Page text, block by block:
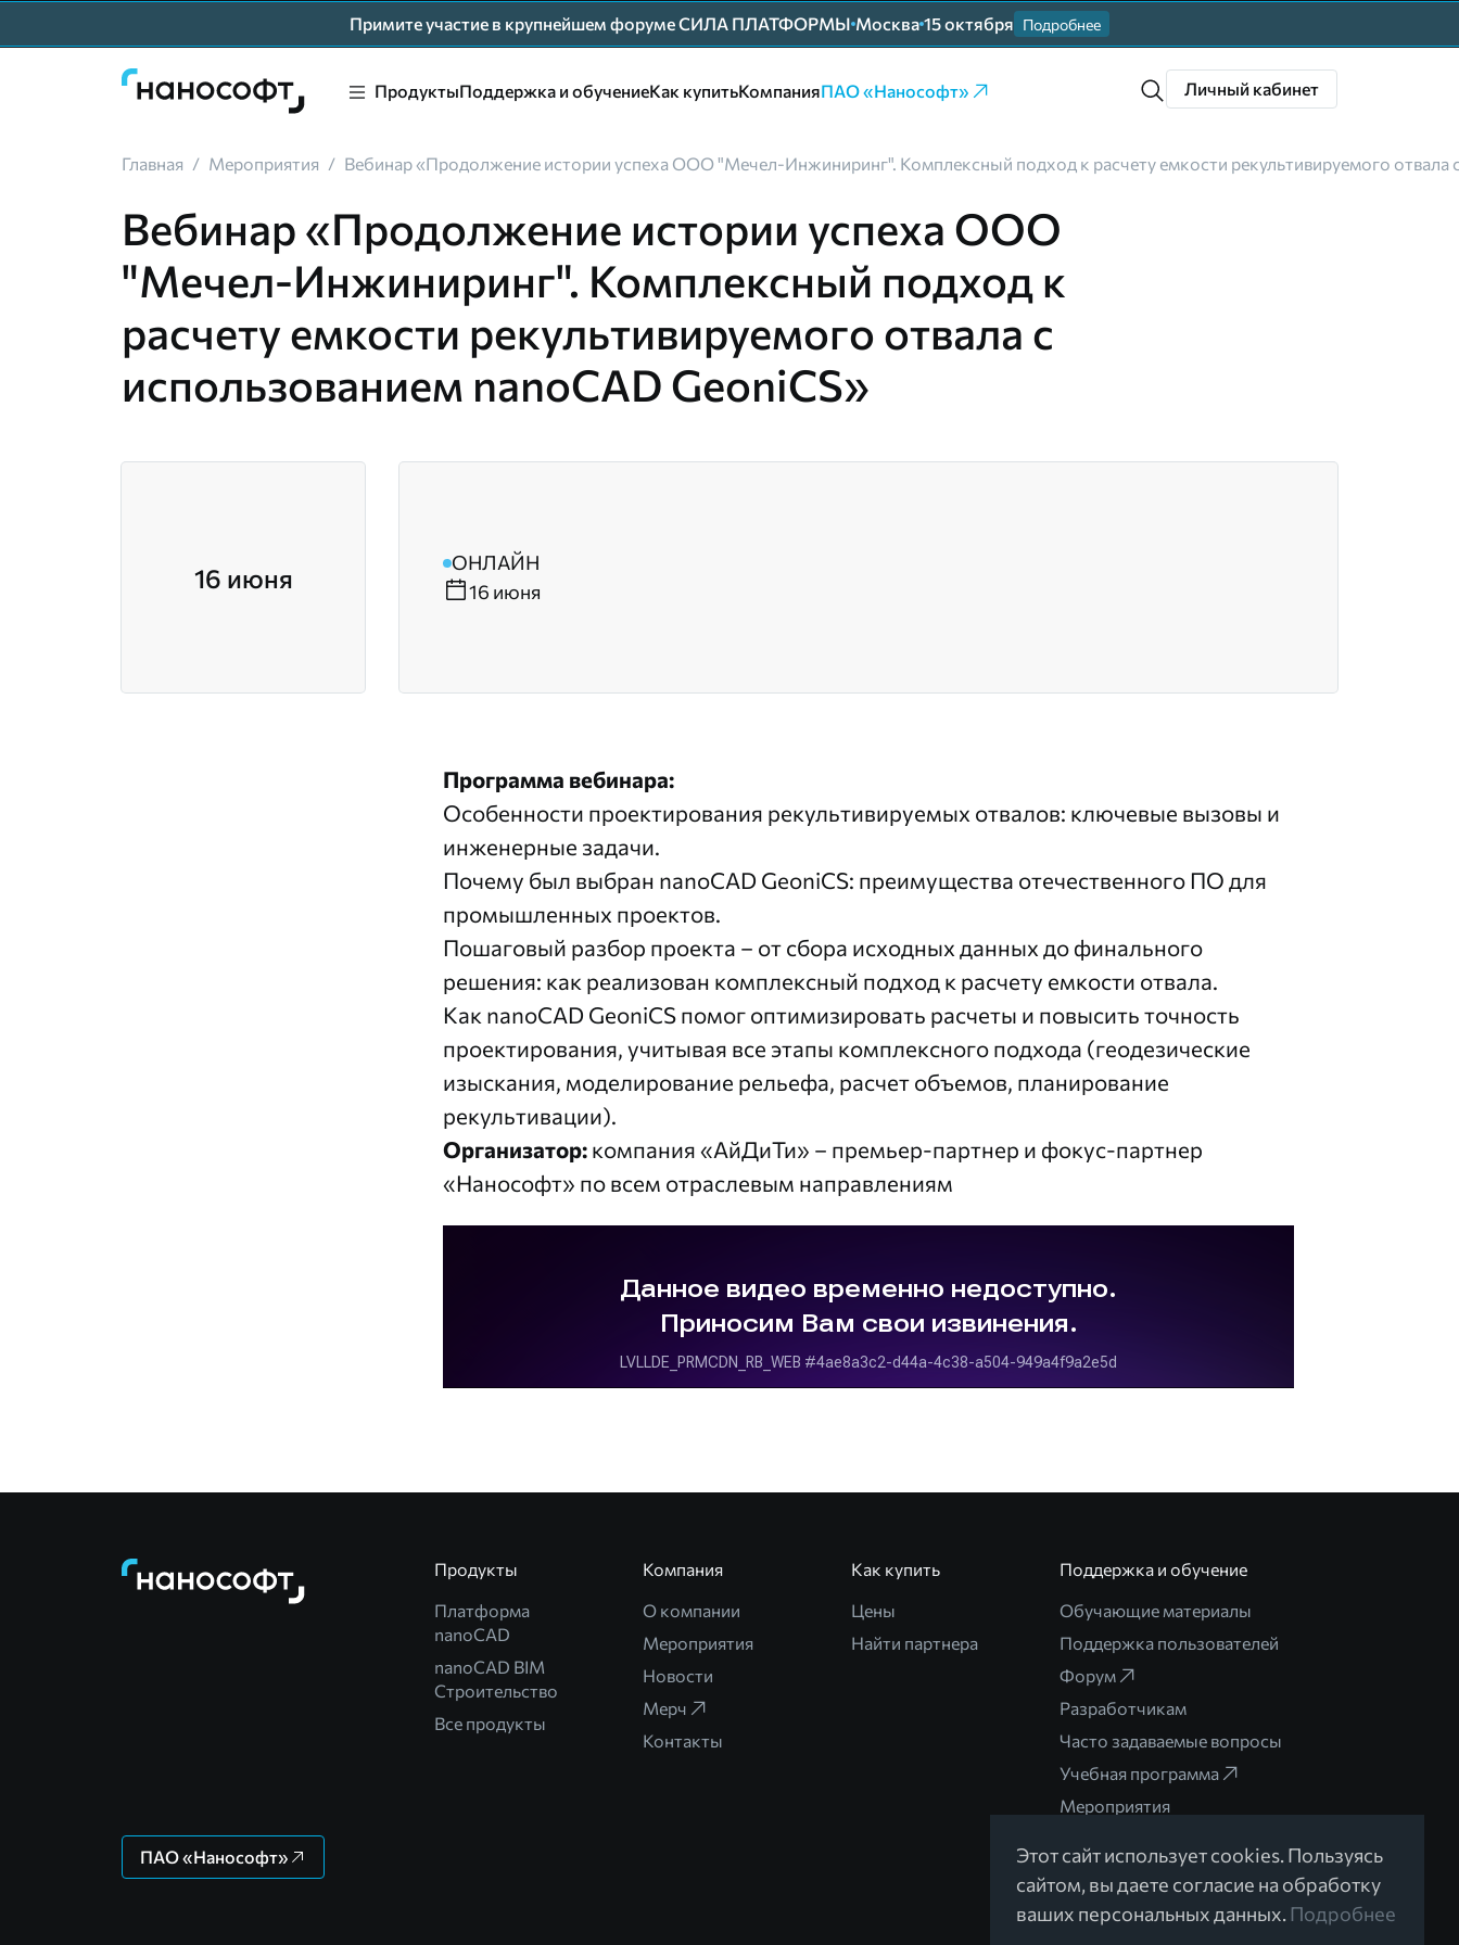
Примите участие в крупнейшем форуме СИЛА ПЛАТФОРМЫ Москва 15 октября Подробнее
ПродуктыПоддержка и обучениеКак купитьКомпанияПАО «Нанософт» Личный кабинет
Главная / Мероприятия / Вебинар «Продолжение истории успеха ООО "Мечел-Инжиниринг". Комплексный подход к расчету емкости рекультивируемого отвала
Вебинар «Продолжение истории успеха ООО
"Мечел-Инжиниринг". Комплексный подход к
расчету емкости рекультивируемого отвала с
использованием nanoCAD GeoniCS»
16 июня
ОНЛАЙН
16 июня
Программа вебинара:
Особенности проектирования рекультивируемых отвалов: ключевые вызовы и
инженерные задачи.
Почему был выбран nanoCAD GeoniCS: преимущества отечественного ПО для
промышленных проектов.
Пошаговый разбор проекта – от сбора исходных данных до финального
решения: как реализован комплексный подход к расчету емкости отвала.
Как nanoCAD GeoniCS помог оптимизировать расчеты и повысить точность
проектирования, учитывая все этапы комплексного подхода (геодезические
изыскания, моделирование рельефа, расчет объемов, планирование
рекультивации).
Организатор: компания «АйДиТи» – премьер-партнер и фокус-партнер
«Нанософт» по всем отраслевым направлениям
ПАО «Нанософт»
Продукты
Платформа
nanoCAD
nanoCAD BIM
Строительство
Все продукты
Компания
О компании
Мероприятия
Новости
Мерч
Контакты
Как купить
Цены
Найти партнера
Поддержка и обучение
Обучающие материалы
Поддержка пользователей
Форум
Разработчикам
Часто задаваемые вопросы
Учебная программа
Мероприятия
Этот сайт использует cookies. Пользуясь
сайтом, вы даете согласие на обработку
ваших персональных данных.Подробнее